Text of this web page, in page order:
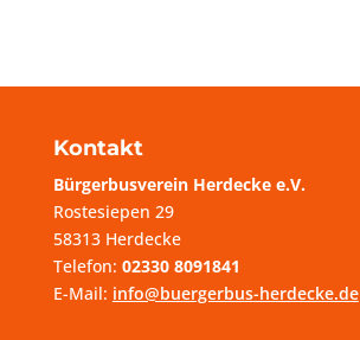
Kontakt
Bürgerbusverein Herdecke e.V.
Rostesiepen 29
58313 Herdecke
Telefon: 02330 8091841
E-Mail: info@buergerbus-herdecke.de